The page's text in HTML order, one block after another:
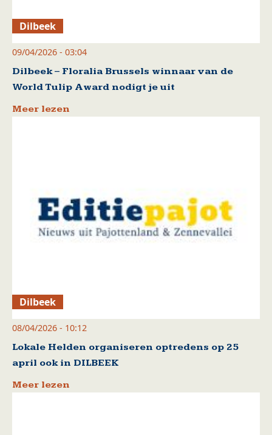
Dilbeek
09/04/2026 - 03:04
Dilbeek – Floralia Brussels winnaar van de
World Tulip Award nodigt je uit
Meer lezen
Dilbeek
08/04/2026 - 10:12
Lokale Helden organiseren optredens op 25
april ook in DILBEEK
Meer lezen